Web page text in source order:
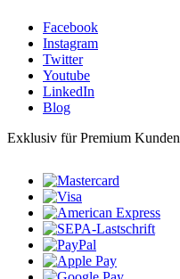
Facebook
Instagram
Twitter
Youtube
LinkedIn
Blog
Exklusiv für Premium Kunden